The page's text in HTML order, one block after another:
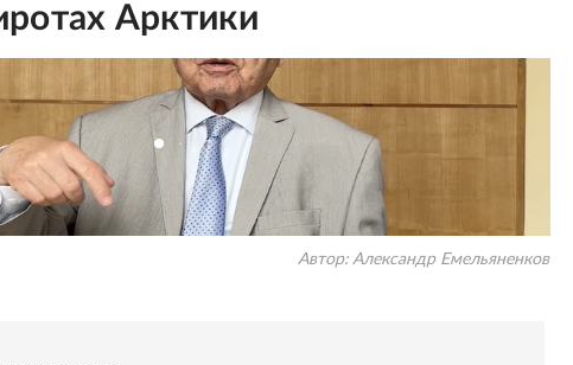
Арктики
Автор: Александр Емельяненков